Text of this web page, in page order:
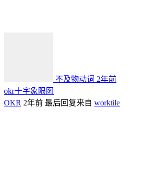
不及物动词 2年前
okr十字象限图
OKR 2年前 最后回复来自 worktile